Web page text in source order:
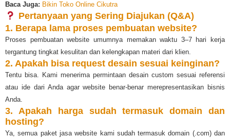
Baca Juga: Bikin Toko Online Cikutra
Pertanyaan yang Sering Diajukan (Q&A)
1. Berapa lama proses pembuatan website?
Proses pembuatan website umumnya memakan waktu 3–7 hari kerja
tergantung tingkat kesulitan dan kelengkapan materi dari klien.
2. Apakah bisa request desain sesuai keinginan?
Tentu bisa. Kami menerima permintaan desain custom sesuai referensi
atau ide dari Anda agar website benar-benar merepresentasikan bisnis
Anda.
3. Apakah harga sudah termasuk domain dan
hosting?
Ya, semua paket jasa website kami sudah termasuk domain (.com) dan